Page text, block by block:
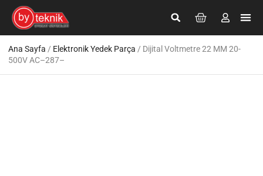
Ana Sayfa / Elektronik Yedek Parça / Dijital Voltmetre 22 MM 20-
500V AC–287–